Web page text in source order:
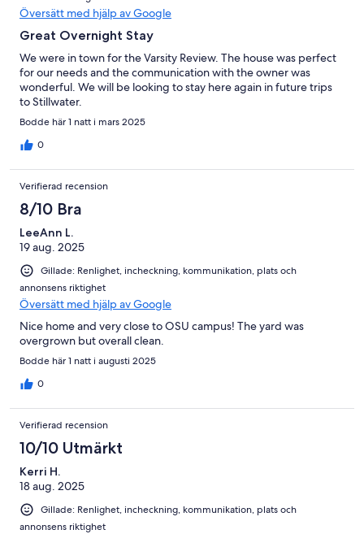
Översätt med hjälp av Google
Great Overnight Stay
We were in town for the Varsity Review. The house was perfect
for our needs and the communication with the owner was
wonderful. We will be looking to stay here again in future trips
to Stillwater.
Bodde här 1 natt i mars 2025
0
Verifierad recension
8/10 Bra
LeeAnn L.
19 aug. 2025
Gillade: Renlighet, incheckning, kommunikation, plats och
annonsens riktighet
Översätt med hjälp av Google
Nice home and very close to OSU campus! The yard was
overgrown but overall clean.
Bodde här 1 natt i augusti 2025
0
Verifierad recension
10/10 Utmärkt
Kerri H.
18 aug. 2025
Gillade: Renlighet, incheckning, kommunikation, plats och
annonsens riktighet